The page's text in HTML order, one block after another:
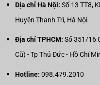
Địa chỉ Hà Nội: Số 13 TT8,
Huyện Thanh Trì, Hà Nội
Địa chỉ TPHCM: Số 351/16
Cũ) - Tp Thủ Đức - Hồ Chí
Hotline: 098.479.2010